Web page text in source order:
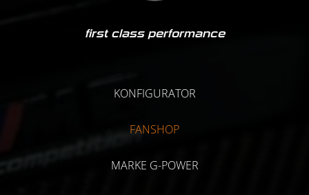
first class performance
KONFIGURATOR
FANSHOP
MARKE G-POWER